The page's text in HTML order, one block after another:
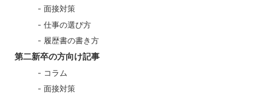
面接対策
仕事の選び方
履歴書の書き方
第二新卒の方向け記事
コラム
面接対策